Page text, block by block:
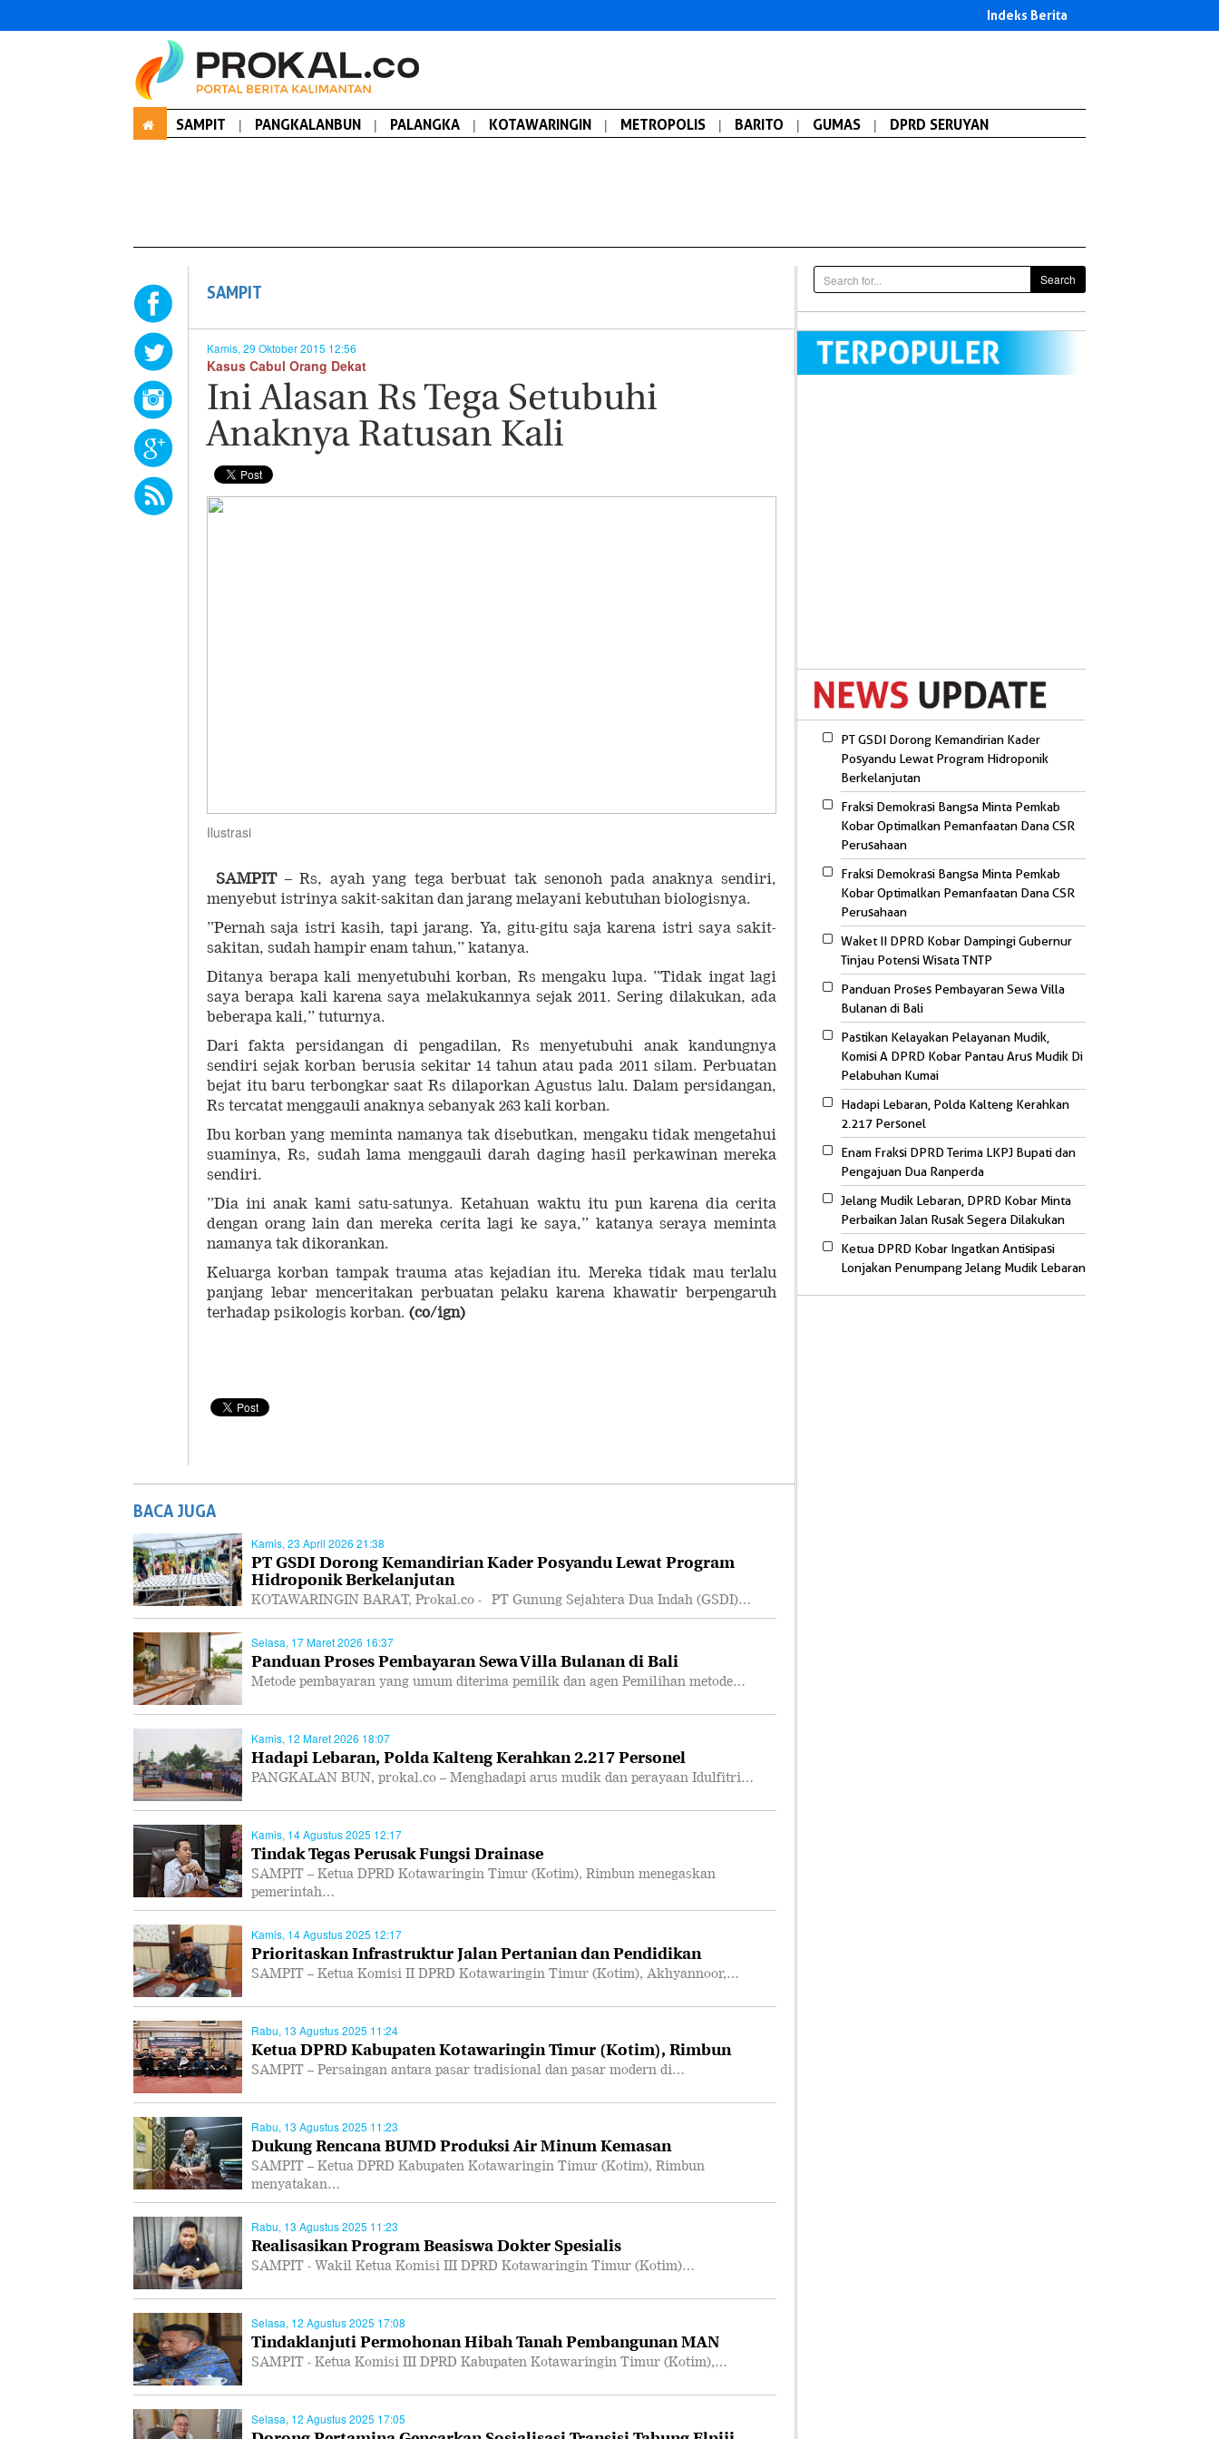
Indeks Berita
SAMPIT | PANGKALANBUN | PALANGKA | KOTAWARINGIN | METROPOLIS | BARITO | GUMAS | DPRD SERUYAN
SAMPIT
Kamis, 29 Oktober 2015 12:56
Kasus Cabul Orang Dekat
Ini Alasan Rs Tega Setubuhi
Anaknya Ratusan Kali
Ilustrasi
SAMPIT – Rs, ayah yang tega berbuat tak senonoh pada anaknya sendiri,
menyebut istrinya sakit-sakitan dan jarang melayani kebutuhan biologisnya.
”Pernah saja istri kasih, tapi jarang. Ya, gitu-gitu saja karena istri saya sakit-
sakitan, sudah hampir enam tahun,” katanya.
Ditanya berapa kali menyetubuhi korban, Rs mengaku lupa. ”Tidak ingat lagi
saya berapa kali karena saya melakukannya sejak 2011. Sering dilakukan, ada
beberapa kali,” tuturnya.
Dari fakta persidangan di pengadilan, Rs menyetubuhi anak kandungnya
sendiri sejak korban berusia sekitar 14 tahun atau pada 2011 silam. Perbuatan
bejat itu baru terbongkar saat Rs dilaporkan Agustus lalu. Dalam persidangan,
Rs tercatat menggauli anaknya sebanyak 263 kali korban.
Ibu korban yang meminta namanya tak disebutkan, mengaku tidak mengetahui
suaminya, Rs, sudah lama menggauli darah daging hasil perkawinan mereka
sendiri.
”Dia ini anak kami satu-satunya. Ketahuan waktu itu pun karena dia cerita
dengan orang lain dan mereka cerita lagi ke saya,” katanya seraya meminta
namanya tak dikorankan.
Keluarga korban tampak trauma atas kejadian itu. Mereka tidak mau terlalu
panjang lebar menceritakan perbuatan pelaku karena khawatir berpengaruh
terhadap psikologis korban. (co/ign)
BACA JUGA
Kamis, 23 April 2026 21:38
PT GSDI Dorong Kemandirian Kader Posyandu Lewat Program
Hidroponik Berkelanjutan
KOTAWARINGIN BARAT, Prokal.co - PT Gunung Sejahtera Dua Indah (GSDI)…
Selasa, 17 Maret 2026 16:37
Panduan Proses Pembayaran Sewa Villa Bulanan di Bali
Metode pembayaran yang umum diterima pemilik dan agen Pemilihan metode…
Kamis, 12 Maret 2026 18:07
Hadapi Lebaran, Polda Kalteng Kerahkan 2.217 Personel
PANGKALAN BUN, prokal.co – Menghadapi arus mudik dan perayaan Idulfitri…
Kamis, 14 Agustus 2025 12:17
Tindak Tegas Perusak Fungsi Drainase
SAMPIT – Ketua DPRD Kotawaringin Timur (Kotim), Rimbun menegaskan
pemerintah…
Kamis, 14 Agustus 2025 12:17
Prioritaskan Infrastruktur Jalan Pertanian dan Pendidikan
SAMPIT – Ketua Komisi II DPRD Kotawaringin Timur (Kotim), Akhyannoor,…
Rabu, 13 Agustus 2025 11:24
Ketua DPRD Kabupaten Kotawaringin Timur (Kotim), Rimbun
SAMPIT – Persaingan antara pasar tradisional dan pasar modern di…
Rabu, 13 Agustus 2025 11:23
Dukung Rencana BUMD Produksi Air Minum Kemasan
SAMPIT – Ketua DPRD Kabupaten Kotawaringin Timur (Kotim), Rimbun
menyatakan…
Rabu, 13 Agustus 2025 11:23
Realisasikan Program Beasiswa Dokter Spesialis
SAMPIT - Wakil Ketua Komisi III DPRD Kotawaringin Timur (Kotim)…
Selasa, 12 Agustus 2025 17:08
Tindaklanjuti Permohonan Hibah Tanah Pembangunan MAN
SAMPIT - Ketua Komisi III DPRD Kabupaten Kotawaringin Timur (Kotim),…
Selasa, 12 Agustus 2025 17:05
Dorong Pertamina Gencarkan Sosialisasi Transisi Tabung Elpiji
Search
PT GSDI Dorong Kemandirian Kader
Posyandu Lewat Program Hidroponik
Berkelanjutan
Fraksi Demokrasi Bangsa Minta Pemkab
Kobar Optimalkan Pemanfaatan Dana CSR
Perusahaan
Fraksi Demokrasi Bangsa Minta Pemkab
Kobar Optimalkan Pemanfaatan Dana CSR
Perusahaan
Waket II DPRD Kobar Dampingi Gubernur
Tinjau Potensi Wisata TNTP
Panduan Proses Pembayaran Sewa Villa
Bulanan di Bali
Pastikan Kelayakan Pelayanan Mudik,
Komisi A DPRD Kobar Pantau Arus Mudik Di
Pelabuhan Kumai
Hadapi Lebaran, Polda Kalteng Kerahkan
2.217 Personel
Enam Fraksi DPRD Terima LKPJ Bupati dan
Pengajuan Dua Ranperda
Jelang Mudik Lebaran, DPRD Kobar Minta
Perbaikan Jalan Rusak Segera Dilakukan
Ketua DPRD Kobar Ingatkan Antisipasi
Lonjakan Penumpang Jelang Mudik Lebaran